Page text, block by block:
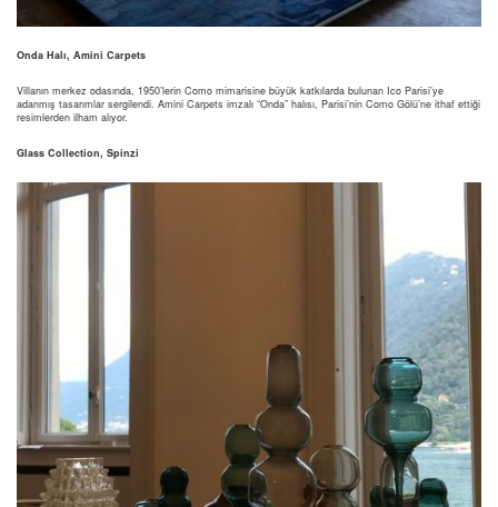
Onda Halı, Amini Carpets
Villanın merkez odasında, 1950’lerin Como mimarisine büyük katkılarda bulunan Ico Parisi’ye
adanmış tasarımlar sergilendi. Amini Carpets imzalı “Onda” halısı, Parisi’nin Como Gölü’ne ithaf ettiği
resimlerden ilham alıyor.
Glass Collection, Spinzi